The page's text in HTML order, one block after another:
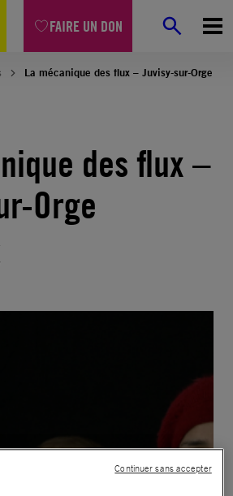
FAIRE UN DON
La mécanique des flux – Juvisy-sur-Orge
des flux –
Orge
Continuer sans accepter